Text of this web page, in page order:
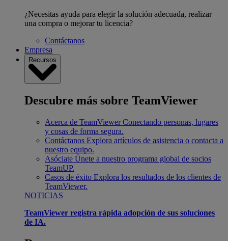
¿Necesitas ayuda para elegir la solución adecuada, realizar
una compra o mejorar tu licencia?
Contáctanos
Empresa
Recursos
Descubre más sobre TeamViewer
Acerca de TeamViewer Conectando personas, lugares
y cosas de forma segura.
Contáctanos Explora artículos de asistencia o contacta a
nuestro equipo.
Asóciate Únete a nuestro programa global de socios
TeamUP.
Casos de éxito Explora los resultados de los clientes de
TeamViewer.
NOTICIAS
TeamViewer registra rápida adopción de sus soluciones
de IA.